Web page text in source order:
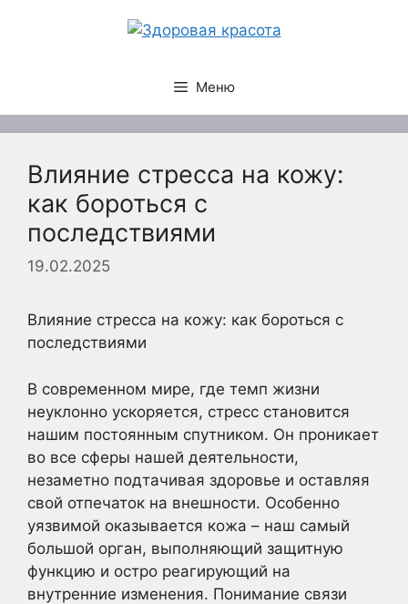
Меню
Влияние стресса на кожу:
как бороться с
последствиями
19.02.2025
Влияние стресса на кожу: как бороться с
последствиями
В современном мире, где темп жизни
неуклонно ускоряется, стресс становится
нашим постоянным спутником. Он проникает
во все сферы нашей деятельности,
незаметно подтачивая здоровье и оставляя
свой отпечаток на внешности. Особенно
уязвимой оказывается кожа – наш самый
большой орган, выполняющий защитную
функцию и остро реагирующий на
внутренние изменения. Понимание связи